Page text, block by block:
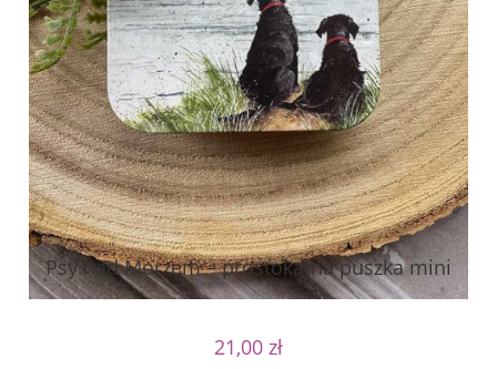
Psy nad Morzem – prostokątna puszka mini
21,00 zł